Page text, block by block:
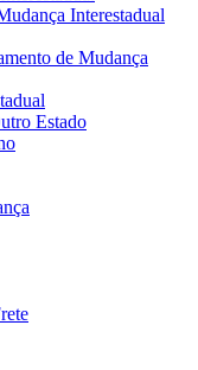
Interestadual
de Mudança
Estado